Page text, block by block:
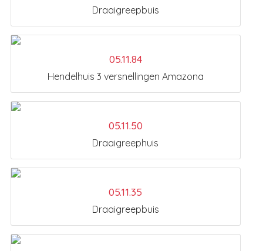
Draaigreepbuis
05.11.84
Hendelhuis 3 versnellingen Amazona
05.11.50
Draaigreephuis
05.11.35
Draaigreepbuis